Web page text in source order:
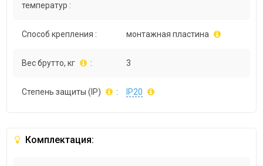
температур :
Способ крепления : монтажная пластина
Вес брутто, кг : 3
Степень защиты (IP) : IP20
Комплектация: